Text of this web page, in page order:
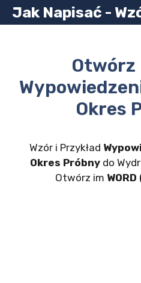
Przejdź
do
Jak Napisać -
Otwórz
Okres
Wzór i Przykład
Okres Próbnydo
Otwórz im